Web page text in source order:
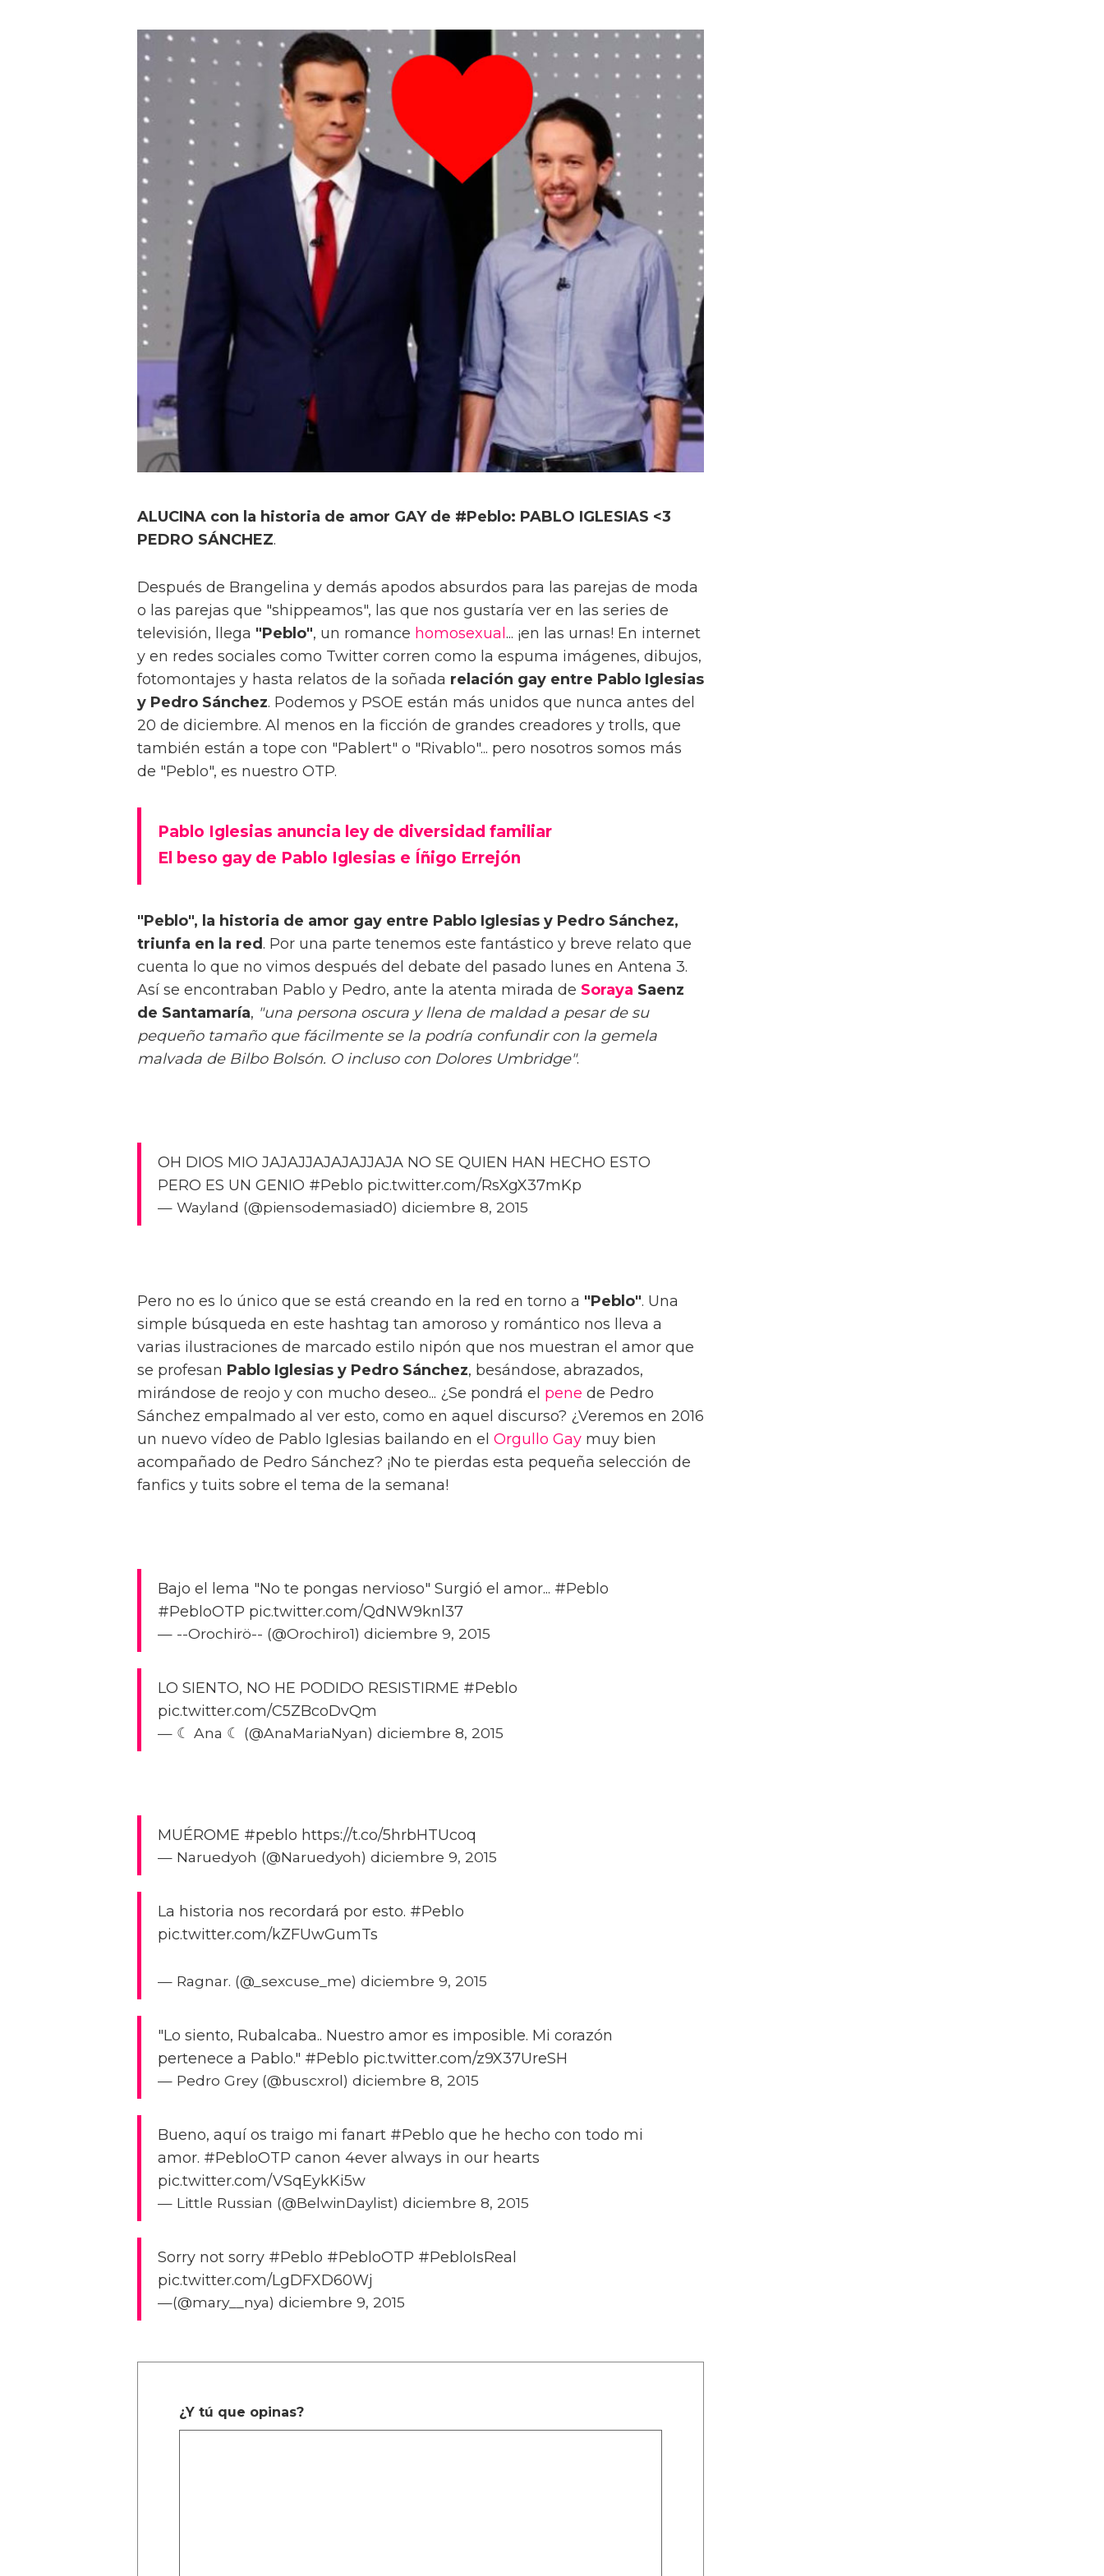
ALUCINA con la historia de amor GAY de #Peblo: PABLO IGLESIAS <3
PEDRO SÁNCHEZ.
Después de Brangelina y demás apodos absurdos para las parejas de moda
o las parejas que "shippeamos", las que nos gustaría ver en las series de
televisión, llega "Peblo", un romance homosexual ... ¡en las urnas! En internet
y en redes sociales como Twitter corren como la espuma imágenes, dibujos,
fotomontajes y hasta relatos de la soñada relación gay entre Pablo Iglesias
y Pedro Sánchez. Podemos y PSOE están más unidos que nunca antes del
20 de diciembre. Al menos en la ficción de grandes creadores y trolls, que
también están a tope con "Pablert" o "Rivablo"... pero nosotros somos más
de "Peblo", es nuestro OTP.
Pablo Iglesias anuncia ley de diversidad familiar
El beso gay de Pablo Iglesias e Íñigo Errejón
"Peblo", la historia de amor gay entre Pablo Iglesias y Pedro Sánchez,
triunfa en la red . Por una parte tenemos este fantástico y breve relato que
cuenta lo que no vimos después del debate del pasado lunes en Antena 3.
Así se encontraban Pablo y Pedro, ante la atenta mirada de Soraya Saenz
de Santamaría, "una persona oscura y llena de maldad a pesar de su
pequeño tamaño que fácilmente se la podría confundir con la gemela
malvada de Bilbo Bolsón. O incluso con Dolores Umbridge".
OH DIOS MIO JAJAJJAJAJAJJAJA NO SE QUIEN HAN HECHO ESTO
PERO ES UN GENIO #Peblo pic.twitter.com/RsXgX37mKp
— Wayland (@piensodemasiad0) diciembre 8, 2015
Pero no es lo único que se está creando en la red en torno a "Peblo". Una
simple búsqueda en este hashtag tan amoroso y romántico nos lleva a
varias ilustraciones de marcado estilo nipón que nos muestran el amor que
se profesan Pablo Iglesias y Pedro Sánchez, besándose, abrazados,
mirándose de reojo y con mucho deseo... ¿Se pondrá el pene de Pedro
Sánchez empalmado al ver esto, como en aquel discurso? ¿Veremos en 2016
un nuevo vídeo de Pablo Iglesias bailando en el Orgullo Gay muy bien
acompañado de Pedro Sánchez? ¡No te pierdas esta pequeña selección de
fanfics y tuits sobre el tema de la semana!
Bajo el lema "No te pongas nervioso" Surgió el amor... #Peblo
#PebloOTP pic.twitter.com/QdNW9knl37
— --Orochirö-- (@Orochiro1) diciembre 9, 2015
LO SIENTO, NO HE PODIDO RESISTIRME #Peblo
pic.twitter.com/C5ZBcoDvQm
— ☾ Ana ☾ (@AnaMariaNyan) diciembre 8, 2015
MUÉROME #peblo https://t.co/5hrbHTUcoq
— Naruedyoh (@Naruedyoh) diciembre 9, 2015
La historia nos recordará por esto. #Peblo
pic.twitter.com/kZFUwGumTs
— Ragnar. (@_sexcuse_me) diciembre 9, 2015
"Lo siento, Rubalcaba.. Nuestro amor es imposible. Mi corazón
pertenece a Pablo." #Peblo pic.twitter.com/z9X37UreSH
— Pedro Grey (@buscxrol) diciembre 8, 2015
Bueno, aquí os traigo mi fanart #Peblo que he hecho con todo mi
amor. #PebloOTP canon 4ever always in our hearts
pic.twitter.com/VSqEykKi5w
— Little Russian (@BelwinDaylist) diciembre 8, 2015
Sorry not sorry #Peblo #PebloOTP #PebloIsReal
pic.twitter.com/LgDFXD60Wj
—(@mary__nya) diciembre 9, 2015
¿Y tú que opinas?